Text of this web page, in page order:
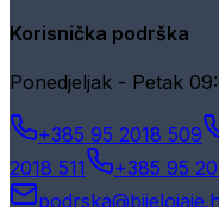
Korisnička podrška
Ponedjeljak - Petak
+385 95 2018 509
2018 511
+385 95